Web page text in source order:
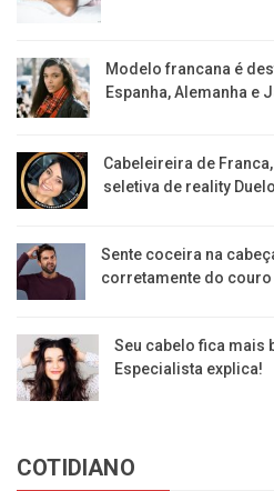
Modelo francana é
Espanha, Alemanha e
Cabeleireira de
seletiva de reality
Sente coceira na
corretamente do
Seu cabelo fica mais
Especialista explica!
COTIDIANO